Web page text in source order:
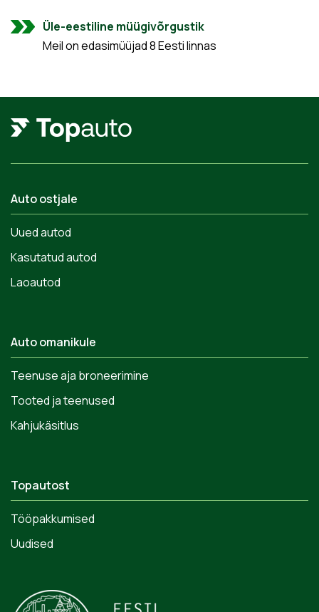
Üle-eestiline müügivõrgustik
Meil on edasimüüjad 8 Eesti linnas
Auto ostjale
Uued autod
Kasutatud autod
Laoautod
Auto omanikule
Teenuse aja broneerimine
Tooted ja teenused
Kahjukäsitlus
Topautost
Tööpakkumised
Uudised